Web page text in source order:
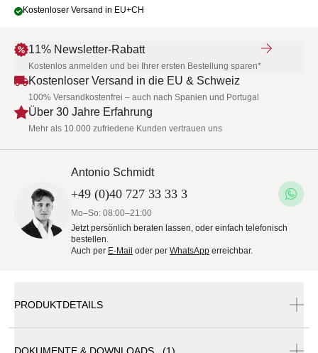
Kostenloser Versand in EU+CH
11% Newsletter-Rabatt
Kostenlos anmelden und bei Ihrer ersten Bestellung sparen*
Kostenloser Versand in die EU & Schweiz
100% Versandkostenfrei – auch nach Spanien und Portugal
Über 30 Jahre Erfahrung
Mehr als 10.000 zufriedene Kunden vertrauen uns
Antonio Schmidt
+49 (0)40 727 33 33 3
Mo–So: 08:00–21:00
Jetzt persönlich beraten lassen, oder einfach telefonisch
bestellen.
Auch per E-Mail oder per WhatsApp erreichbar.
PRODUKTDETAILS
DOKUMENTE & DOWNLOADS (1)